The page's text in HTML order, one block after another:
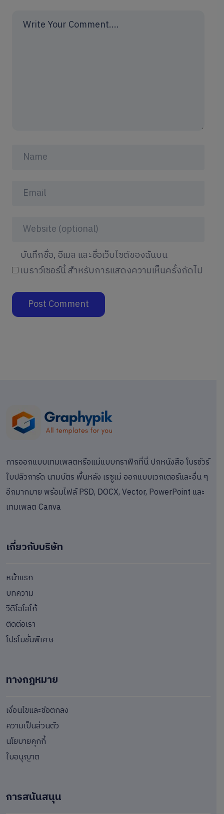
บันทึกชื่อ, อีเมล และชื่อเว็บไซต์ของฉันบน
เบราว์เซอร์นี้ สำหรับการแสดงความเห็นครั้งถัดไป
การออกแบบเทมเพลตหรือแม่แบบกราฟิกที่นี่ ปกหนังสือ โบรชัวร์
ใบปลิวการ์ด นามบัตร พื้นหลัง เรซูเม่ ออกแบบเวกเตอร์และอื่น ๆ
อีกมากมาย พร้อมไฟล์ PSD, DOCX, Vector, PowerPoint และ
เทมเพลต Canva
เกี่ยวกับบริษัท
หน้าแรก
บทความ
วีดีโอโลโก้
ติดต่อเรา
โปรโมชั่นพิเศษ
ทางกฎหมาย
เงื่อนไขและข้อตกลง
ความเป็นส่วนตัว
นโยบายคุกกี้
ใบอนุญาต
การสนันสนุน